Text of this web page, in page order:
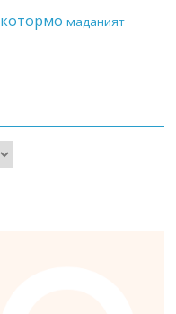
котормо маданият